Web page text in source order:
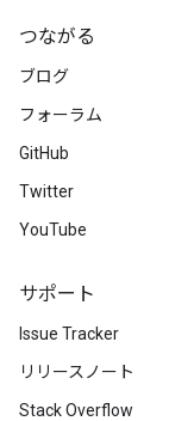
つながる
ブログ
フォーラム
GitHub
Twitter
YouTube
サポート
Issue Tracker
リリースノート
Stack Overflow